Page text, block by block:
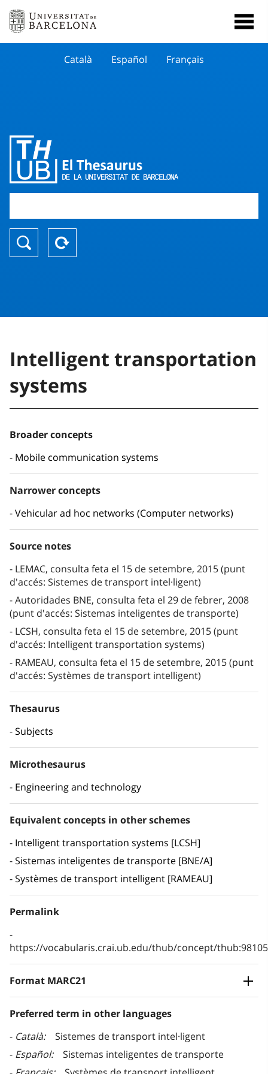
Català Español Français
Intelligent transportation
systems
Broader concepts
Mobile communication systems
Narrower concepts
Vehicular ad hoc networks (Computer networks)
Source notes
LEMAC, consulta feta el 15 de setembre, 2015 (punt
d'accés: Sistemes de transport intel·ligent)
Autoridades BNE, consulta feta el 29 de febrer, 2008
(punt d'accés: Sistemas inteligentes de transporte)
LCSH, consulta feta el 15 de setembre, 2015 (punt
d'accés: Intelligent transportation systems)
RAMEAU, consulta feta el 15 de setembre, 2015 (punt
d'accés: Systèmes de transport intelligent)
Thesaurus
Subjects
Microthesaurus
Engineering and technology
Equivalent concepts in other schemes
Intelligent transportation systems [LCSH]
Sistemas inteligentes de transporte [BNE/A]
Systèmes de transport intelligent [RAMEAU]
Permalink
https://vocabularis.crai.ub.edu/thub/concept/
Format MARC21
Preferred term in other languages
Català
Sistemes de transport intel·ligent
Español
Sistemas inteligentes de transporte